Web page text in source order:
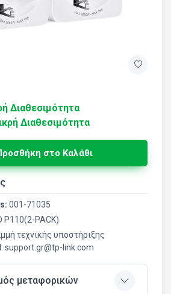
Διαθεσιμότητα
Διαθεσιμότητα
στο Καλάθι
001-71035
P110(2-PACK)
τεχνικής υποστήριξης
support.gr@tp-link.com
μεταφορικών